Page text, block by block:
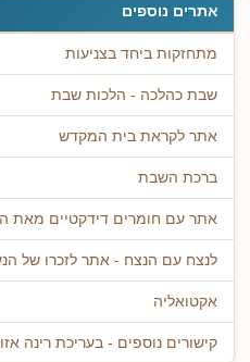
אתרים נוספים
מתחזקות ביחד בצניעות
שבת כהלכה - הלכות שבת
אתר לקראת בית המקדש
ברכת השבת
אתר עם חומרים דידקטיים מאת
לנצח עם הנצח - אתר לזכרו של
אקטואליה
קישורים נוספים - בעריכת רינה